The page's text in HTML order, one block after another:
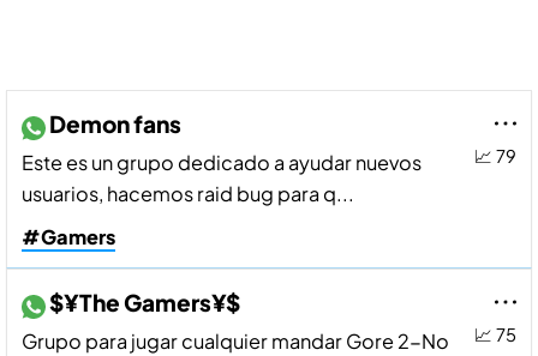
📈 79
Demon fans
Este es un grupo dedicado a ayudar nuevos
usuarios, hacemos raid bug para q...
#Gamers
📈 75
$¥The Gamers¥$
Grupo para jugar cualquier mandar Gore 2-No